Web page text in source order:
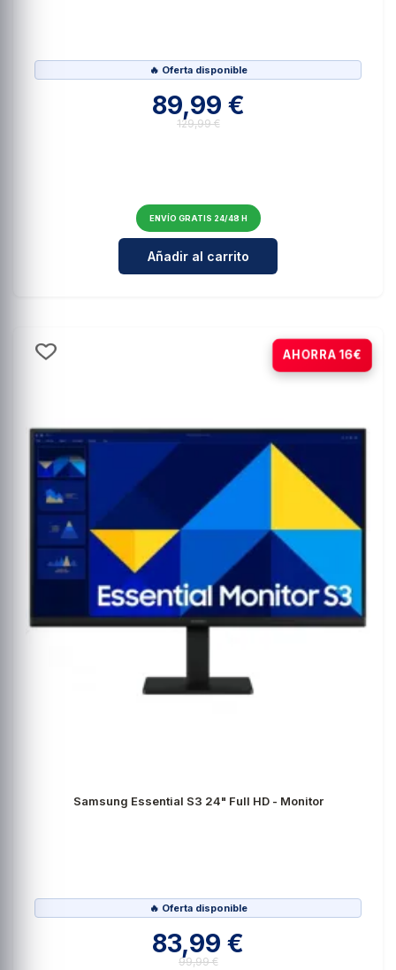
🔥 Oferta disponible
89,99 €
129,99 €
ENVÍO GRATIS 24/48 H
Cantidad para AOC 24B3HMA2
Añadir al carrito
AHORRA 16€
-16%
Samsung Essential S3 24" Full HD - Monitor
🔥 Oferta disponible
83,99 €
99,99 €